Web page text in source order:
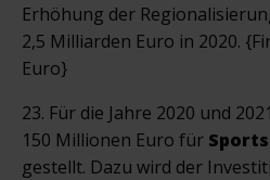
Erhöhung der
2,5 Milliarden Euro in 2020.
Euro}
23. Für die Jahre 2020 und
150 Millionen Euro für
gestellt. Dazu wird der